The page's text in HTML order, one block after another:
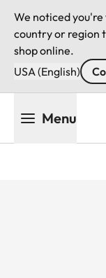
We noticed
country or region
shop online.
USA (English)
Menu